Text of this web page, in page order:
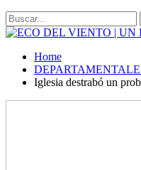
Home
Iglesia destrabó un